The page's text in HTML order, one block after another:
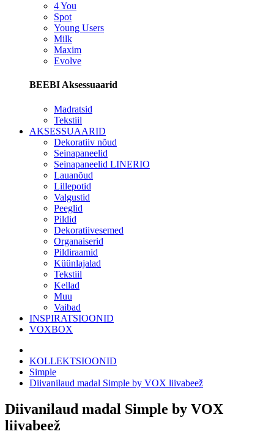
4 You
Spot
Young Users
Milk
Maxim
Evolve
BEEBI Aksessuaarid
Madratsid
Tekstiil
AKSESSUAARID
Dekoratiiv nõud
Seinapaneelid
Seinapaneelid LINERIO
Lauanõud
Lillepotid
Valgustid
Peeglid
Pildid
Dekoratiivesemed
Organaiserid
Pildiraamid
Küünlajalad
Tekstiil
Kellad
Muu
Vaibad
INSPIRATSIOONID
VOXBOX
KOLLEKTSIOONID
Simple
Diivanilaud madal Simple by VOX liivabeež
Diivanilaud madal Simple by VOX
liivabeež